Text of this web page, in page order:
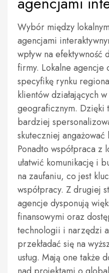
Wybór między
agencjami
wpływ na efektywność
firmy. Lokalne
specyfikę rynku
klientów działających
geograficznym. Dzięki
bardziej
skuteczniej angażować
Ponadto współpraca z
ułatwić komunikację i
na zaufaniu, co jest
współpracy. Z drugiej
agencje dysponują
finansowymi oraz
technologii i narzędzi
przekładać się na
usług. Mają one także